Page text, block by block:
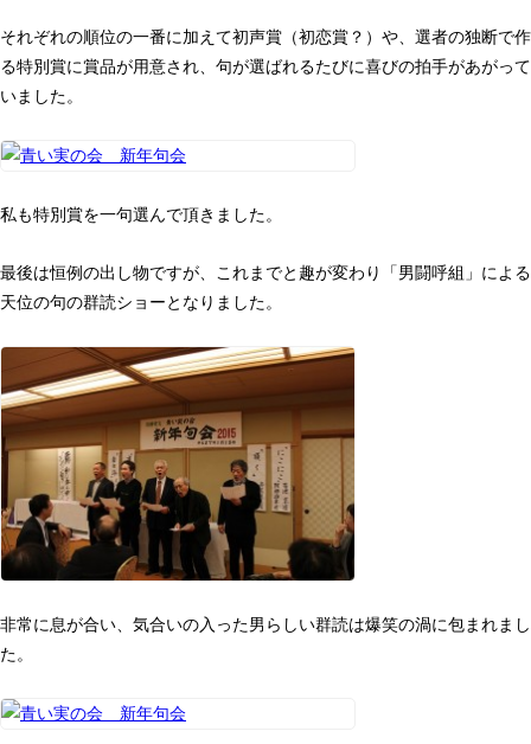
それぞれの順位の一番に加えて初声賞（初恋賞？）や、選者の独断で作
る特別賞に賞品が用意され、句が選ばれるたびに喜びの拍手があがって
いました。
私も特別賞を一句選んで頂きました。
最後は恒例の出し物ですが、これまでと趣が変わり「男闘呼組」による
天位の句の群読ショーとなりました。
非常に息が合い、気合いの入った男らしい群読は爆笑の渦に包まれまし
た。